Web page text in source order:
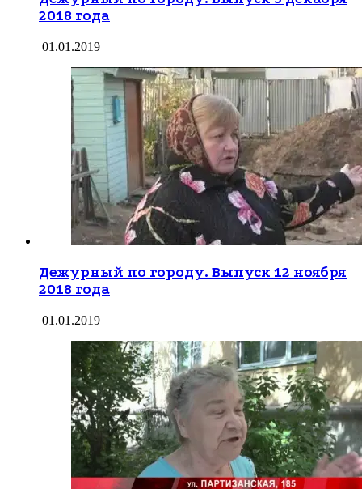
2018 года
01.01.2019
Дежурный по городу. Выпуск 12 ноября
2018 года
01.01.2019